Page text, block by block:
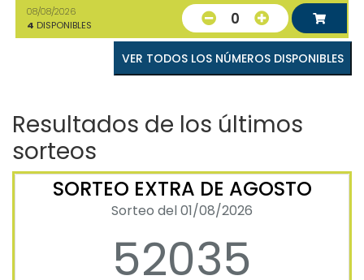
08/08/2026
4 DISPONIBLES 0
VER TODOS LOS NÚMEROS DISPONIBLES
Resultados de los últimos
sorteos
SORTEO EXTRA DE AGOSTO
Sorteo del 01/08/2026
52035